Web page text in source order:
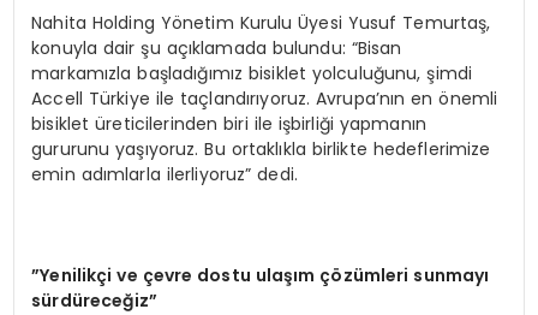
Nahita Holding Yönetim Kurulu Üyesi Yusuf Temurtaş,
konuyla dair şu açıklamada bulundu: “Bisan
markamızla başladığımız bisiklet yolculuğunu, şimdi
Accell Türkiye ile taçlandırıyoruz. Avrupa’nın en önemli
bisiklet üreticilerinden biri ile işbirliği yapmanın
gururunu yaşıyoruz. Bu ortaklıkla birlikte hedeflerimize
emin adımlarla ilerliyoruz” dedi.
”Yenilikçi ve çevre dostu ulaşım çözümleri sunmayı
sürdüreceğiz”